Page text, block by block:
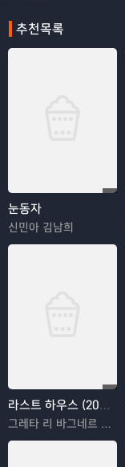
추천목록
눈동자
신민아 김남희
라스트 하우스 (2026)
그레타 리 바그네르 모라